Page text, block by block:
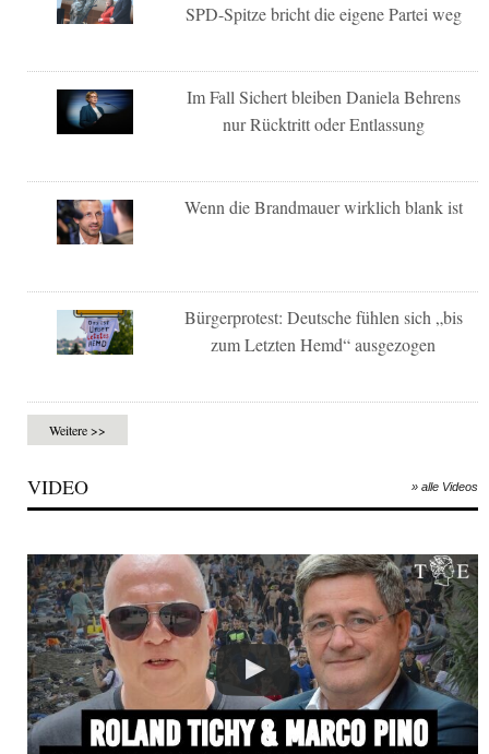
SPD-Spitze bricht die eigene Partei weg
Im Fall Sichert bleiben Daniela Behrens
nur Rücktritt oder Entlassung
Wenn die Brandmauer wirklich blank ist
Bürgerprotest: Deutsche fühlen sich „bis
zum Letzten Hemd“ ausgezogen
Weitere >>
VIDEO » alle Videos